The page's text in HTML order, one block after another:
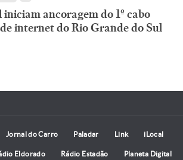
iniciam ancoragem do 1º cabo
internet do Rio Grande do Sul
Jornal do Carro Paladar Link iLocal
Eldorado Rádio Estadão Planeta Digital